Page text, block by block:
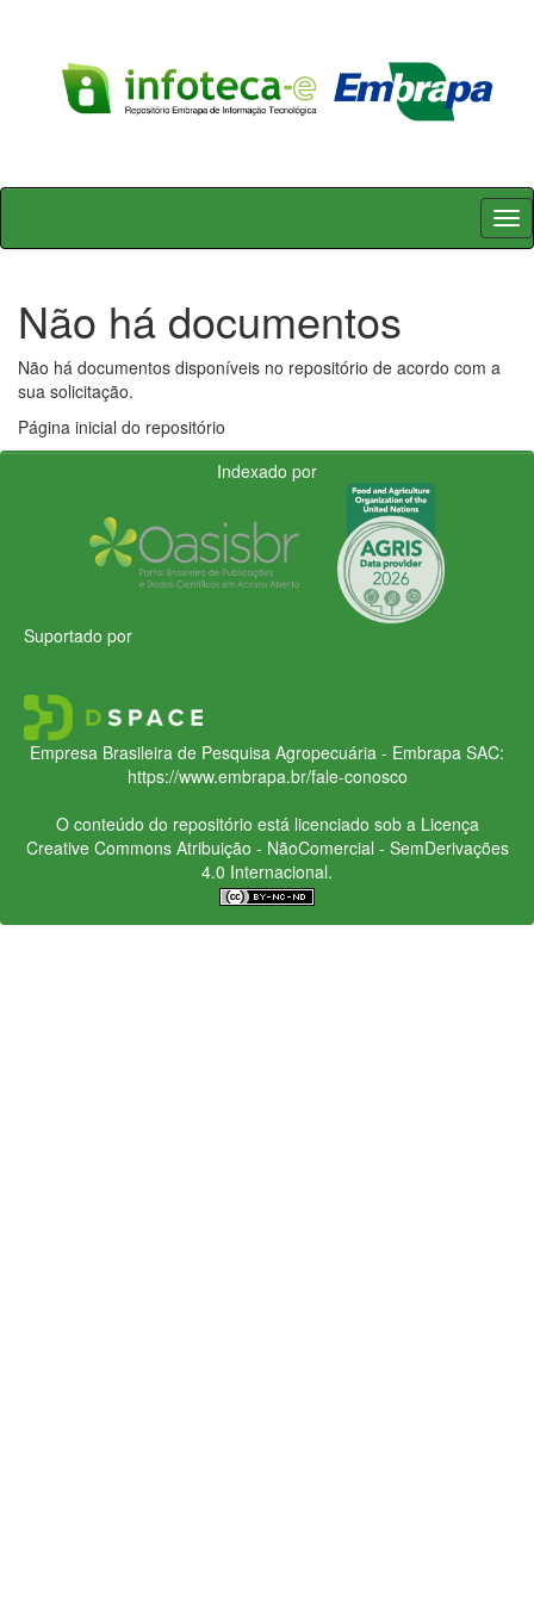
Skip
Não há documentos
Não há documentos disponíveis no repositório de acordo com a
sua solicitação.
Página inicial do repositório
Indexado por
Suportado por
Empresa Brasileira de Pesquisa Agropecuária - Embrapa SAC:
https://www.embrapa.br/fale-conosco
O conteúdo do repositório está licenciado sob a Licença
Creative CommonsAtribuição - NãoComercial - SemDerivações
4.0 Internacional.